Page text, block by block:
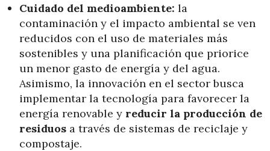
Cuidado del medioambiente: la
contaminación y el impacto ambiental se ven
reducidos con el uso de materiales más
sostenibles y una planificación que priorice
un menor gasto de energía y del agua.
Asimismo, la innovación en el sector busca
implementar la tecnología para favorecer la
energía renovable y reducir la producción de
residuos a través de sistemas de reciclaje y
compostaje.